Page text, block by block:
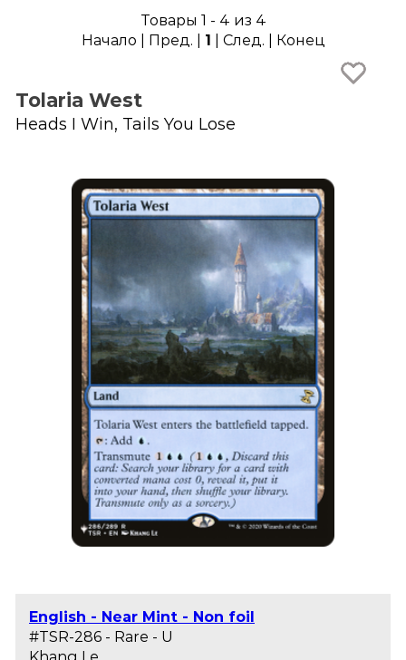
Товары 1 - 4 из 4
Начало | Пред. | 1 | След. | Конец
Tolaria West
Heads I Win, Tails You Lose
English - Near Mint - Non foil
#TSR-286 - Rare - U